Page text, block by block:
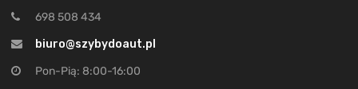
698 508 434
biuro@szybydoaut.pl
Pon-Pią: 8:00-16:00